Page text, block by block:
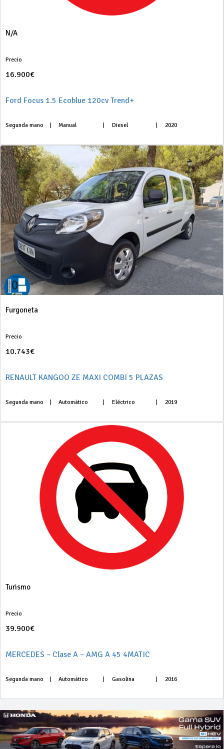
N/A
Precio
16.900€
Ford Focus 1.5 Ecoblue 120cv Trend+
Segunda mano Manual Diesel 2020
Furgoneta
Precio
10.743€
RENAULT KANGOO ZE MAXI COMBI 5 PLAZAS
Segunda mano Automático Eléctrico 2019
Turismo
Precio
39.900€
MERCEDES – Clase A – AMG A 45 4MATIC
Segunda mano Automático Gasolina 2016